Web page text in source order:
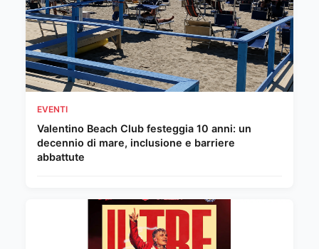
EVENTI
Valentino Beach Club festeggia 10 anni: un
decennio di mare, inclusione e barriere
abbattute